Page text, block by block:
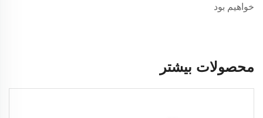
خواهیم بود
محصولات بیشتر